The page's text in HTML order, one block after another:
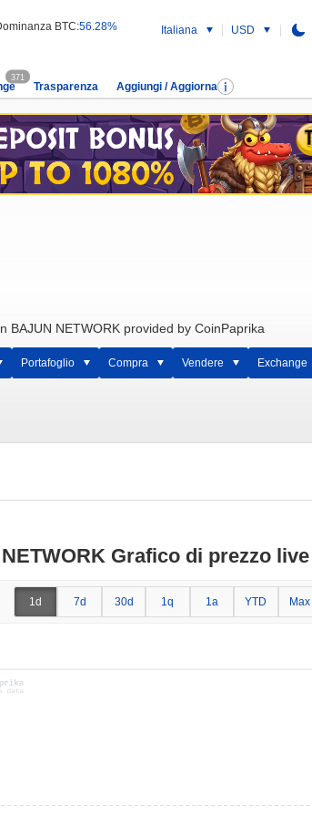
BTC:56.28% Italiana USD
371
Trasparenza Aggiungi / Aggiorna
BAJUN NETWORK provided by CoinPaprika
Portafoglio Compra Vendere Exchange
Grafico di prezzo live
1d 7d 30d 1q 1a YTD Max